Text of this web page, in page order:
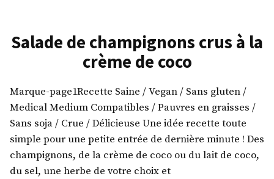
sans
gluten
Salade de champignons crus à la
crème de coco
Marque-page1Recette Saine / Vegan / Sans gluten /
Medical Medium Compatibles / Pauvres en graisses /
Sans soja / Crue / Délicieuse Une idée recette toute
simple pour une petite entrée de dernière minute ! Des
champignons, de la crème de coco ou du lait de coco,
du sel, une herbe de votre choix et